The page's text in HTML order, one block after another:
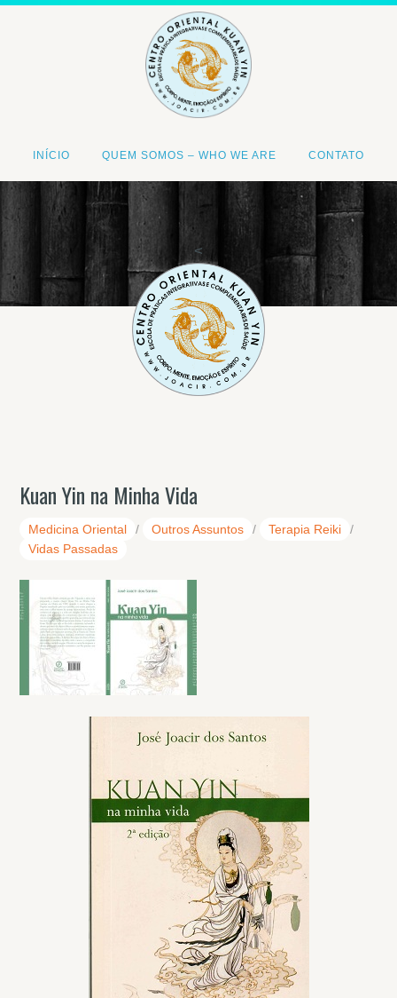
INÍCIO QUEM SOMOS – WHO WE ARE CONTATO
<
Kuan Yin na Minha Vida
Medicina Oriental / Outros Assuntos / Terapia Reiki
/
Vidas Passadas